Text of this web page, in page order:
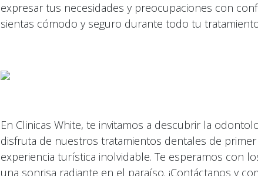
expresar tus necesidades y preocupaciones con
sientas cómodo y seguro durante todo tu
En Clinicas White, te invitamos a descubrir la
disfruta de nuestros tratamientos dentales de
experiencia turística inolvidable. Te esperamos con
una sonrisa radiante en el paraíso. ¡Contáctanos y